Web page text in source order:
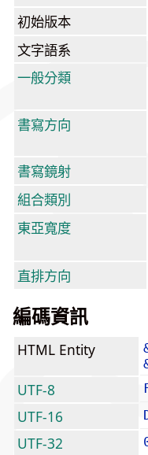
初始版本
文字語系
一般分類
書寫方向
書寫鏡射
組合類別
東亞寬度
直排方向
編碼資訊
HTML Entity
UTF-8
UTF-16
UTF-32